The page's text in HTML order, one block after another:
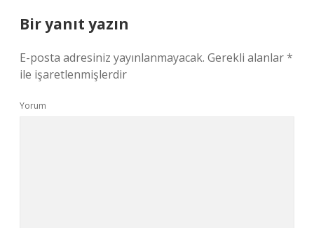
Bir yanıt yazın
E-posta adresiniz yayınlanmayacak. Gerekli alanlar*
ile işaretlenmişlerdir
Yorum